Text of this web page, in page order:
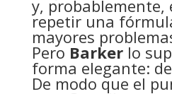
y, probablemente,
repetir una
mayores
Pero Barkerlo
forma elegante:
De modo que el